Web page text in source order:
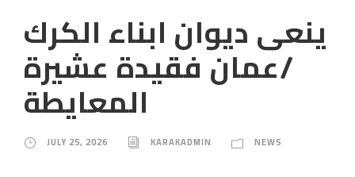
ينعى ديوان ابناء الكرك
/عمان فقيدة عشيرة
المعايطة
JULY 25, 2026 KARAKADMIN NEWS